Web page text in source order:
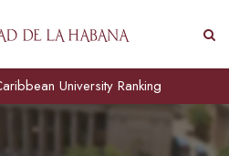
University Ranking